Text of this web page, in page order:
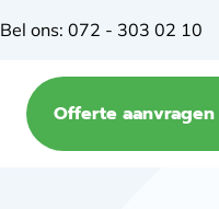
Bel ons: 072 - 303 02 10
Offerte aanvragen